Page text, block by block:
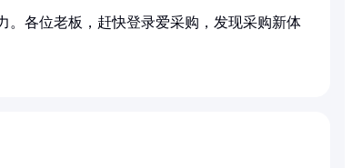
。各位老板，赶快登录爱采购，发现采购新体